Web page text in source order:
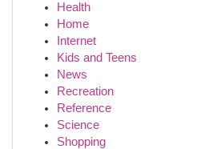
Health
Home
Internet
Kids and Teens
News
Recreation
Reference
Science
Shopping